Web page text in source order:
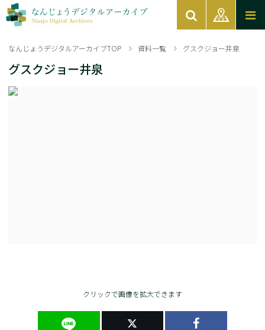
なんじょうデジタルアーカイブTOP 資料一覧 グスクジョー井泉
グスクジョー井泉
クリックで画像を拡大できます